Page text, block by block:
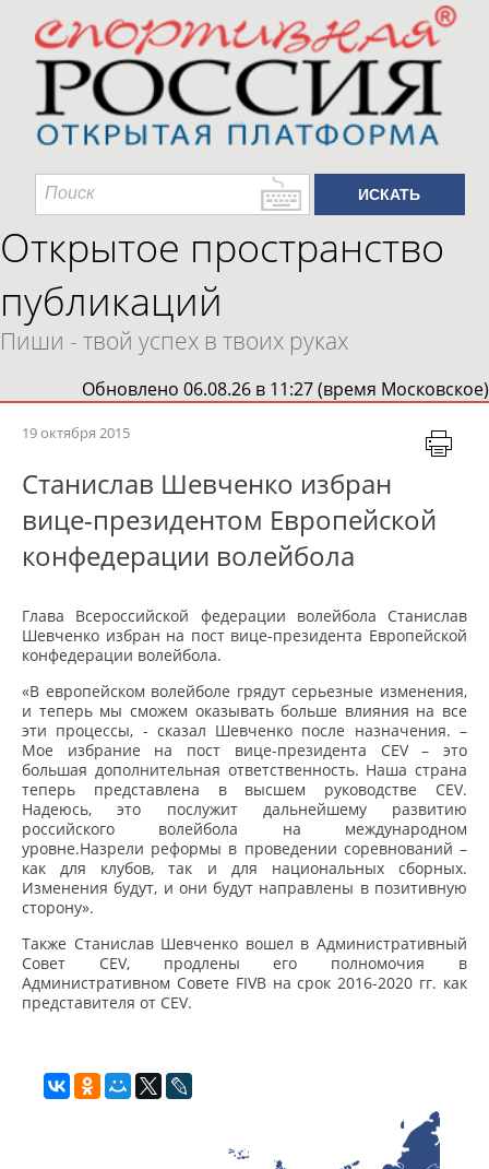
Открытое пространство
публикаций
Пиши - твой успех в твоих руках
Обновлено 06.08.26 в 11:27 (время Московское)
19 октября 2015
Станислав Шевченко избран
вице-президентом Европейской
конфедерации волейбола
Глава Всероссийской федерации волейбола Станислав
Шевченко избран на пост вице-президента Европейской
конфедерации волейбола.
«В европейском волейболе грядут серьезные изменения,
и теперь мы сможем оказывать больше влияния на все
эти процессы, - сказал Шевченко после назначения. –
Мое избрание на пост вице-президента CEV – это
большая дополнительная ответственность. Наша страна
теперь представлена в высшем руководстве CEV.
Надеюсь, это послужит дальнейшему развитию
российского волейбола на международном
уровне.Назрели реформы в проведении соревнований –
как для клубов, так и для национальных сборных.
Изменения будут, и они будут направлены в позитивную
сторону».
Также Станислав Шевченко вошел в Административный
Совет CEV, продлены его полномочия в
Административном Совете FIVB на срок 2016-2020 гг. как
представителя от CEV.